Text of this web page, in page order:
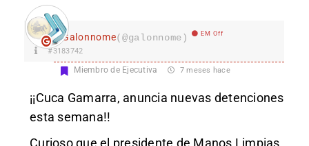
Galonnome(@galonnome) EM Off
#3183742
Miembro de Ejecutiva 7 meses hace
¡¡Cuca Gamarra, anuncia nuevas detenciones
esta semana!!
Curioso que el presidente de Manos Limpias,